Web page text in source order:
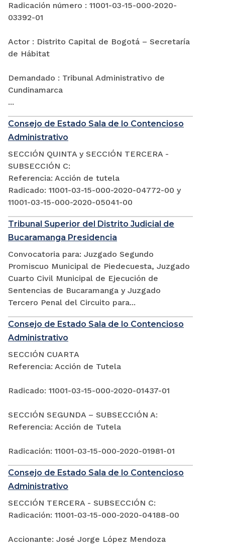
Radicación número : 11001-03-15-000-2020-
03392-01
Actor : Distrito Capital de Bogotá – Secretaría
de Hábitat
Demandado : Tribunal Administrativo de
Cundinamarca
...
Consejo de Estado Sala de lo Contencioso
Administrativo
SECCIÓN QUINTA y SECCIÓN TERCERA -
SUBSECCIÓN C:
Referencia: Acción de tutela
Radicado: 11001-03-15-000-2020-04772-00 y
11001-03-15-000-2020-05041-00
Tribunal Superior del Distrito Judicial de
Bucaramanga Presidencia
Convocatoria para: Juzgado Segundo
Promiscuo Municipal de Piedecuesta, Juzgado
Cuarto Civil Municipal de Ejecución de
Sentencias de Bucaramanga y Juzgado
Tercero Penal del Circuito para...
Consejo de Estado Sala de lo Contencioso
Administrativo
SECCIÓN CUARTA
Referencia: Acción de Tutela
Radicado: 11001-03-15-000-2020-01437-01
SECCIÓN SEGUNDA – SUBSECCIÓN A:
Referencia: Acción de Tutela
Radicación: 11001-03-15-000-2020-01981-01
Consejo de Estado Sala de lo Contencioso
Administrativo
SECCIÓN TERCERA - SUBSECCIÓN C:
Radicación: 11001-03-15-000-2020-04188-00
Accionante: José Jorge López Mendoza